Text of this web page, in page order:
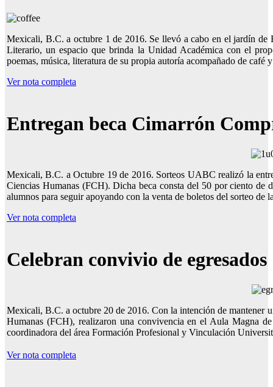
Mexicali, B.C. a octubre 1 de 2016. Se llevó a cabo en el jardín
Literario, un espacio que brinda la Unidad Académica con el
poemas, música, literatura de su propia autoría acompañado de café
Ver nota completa
Entregan beca Cimarrón
Mexicali, B.C. a Octubre 19 de 2016. Sorteos UABC realizó la
Ciencias Humanas (FCH). Dicha beca consta del 50 por ciento de
alumnos para seguir apoyando con la venta de boletos del sorteo de
Ver nota completa
Celebran convivio de egresados
Mexicali, B.C. a octubre 20 de 2016. Con la intención de mantener
Humanas (FCH), realizaron una convivencia en el Aula Magna
coordinadora del área Formación Profesional y Vinculación
Ver nota completa